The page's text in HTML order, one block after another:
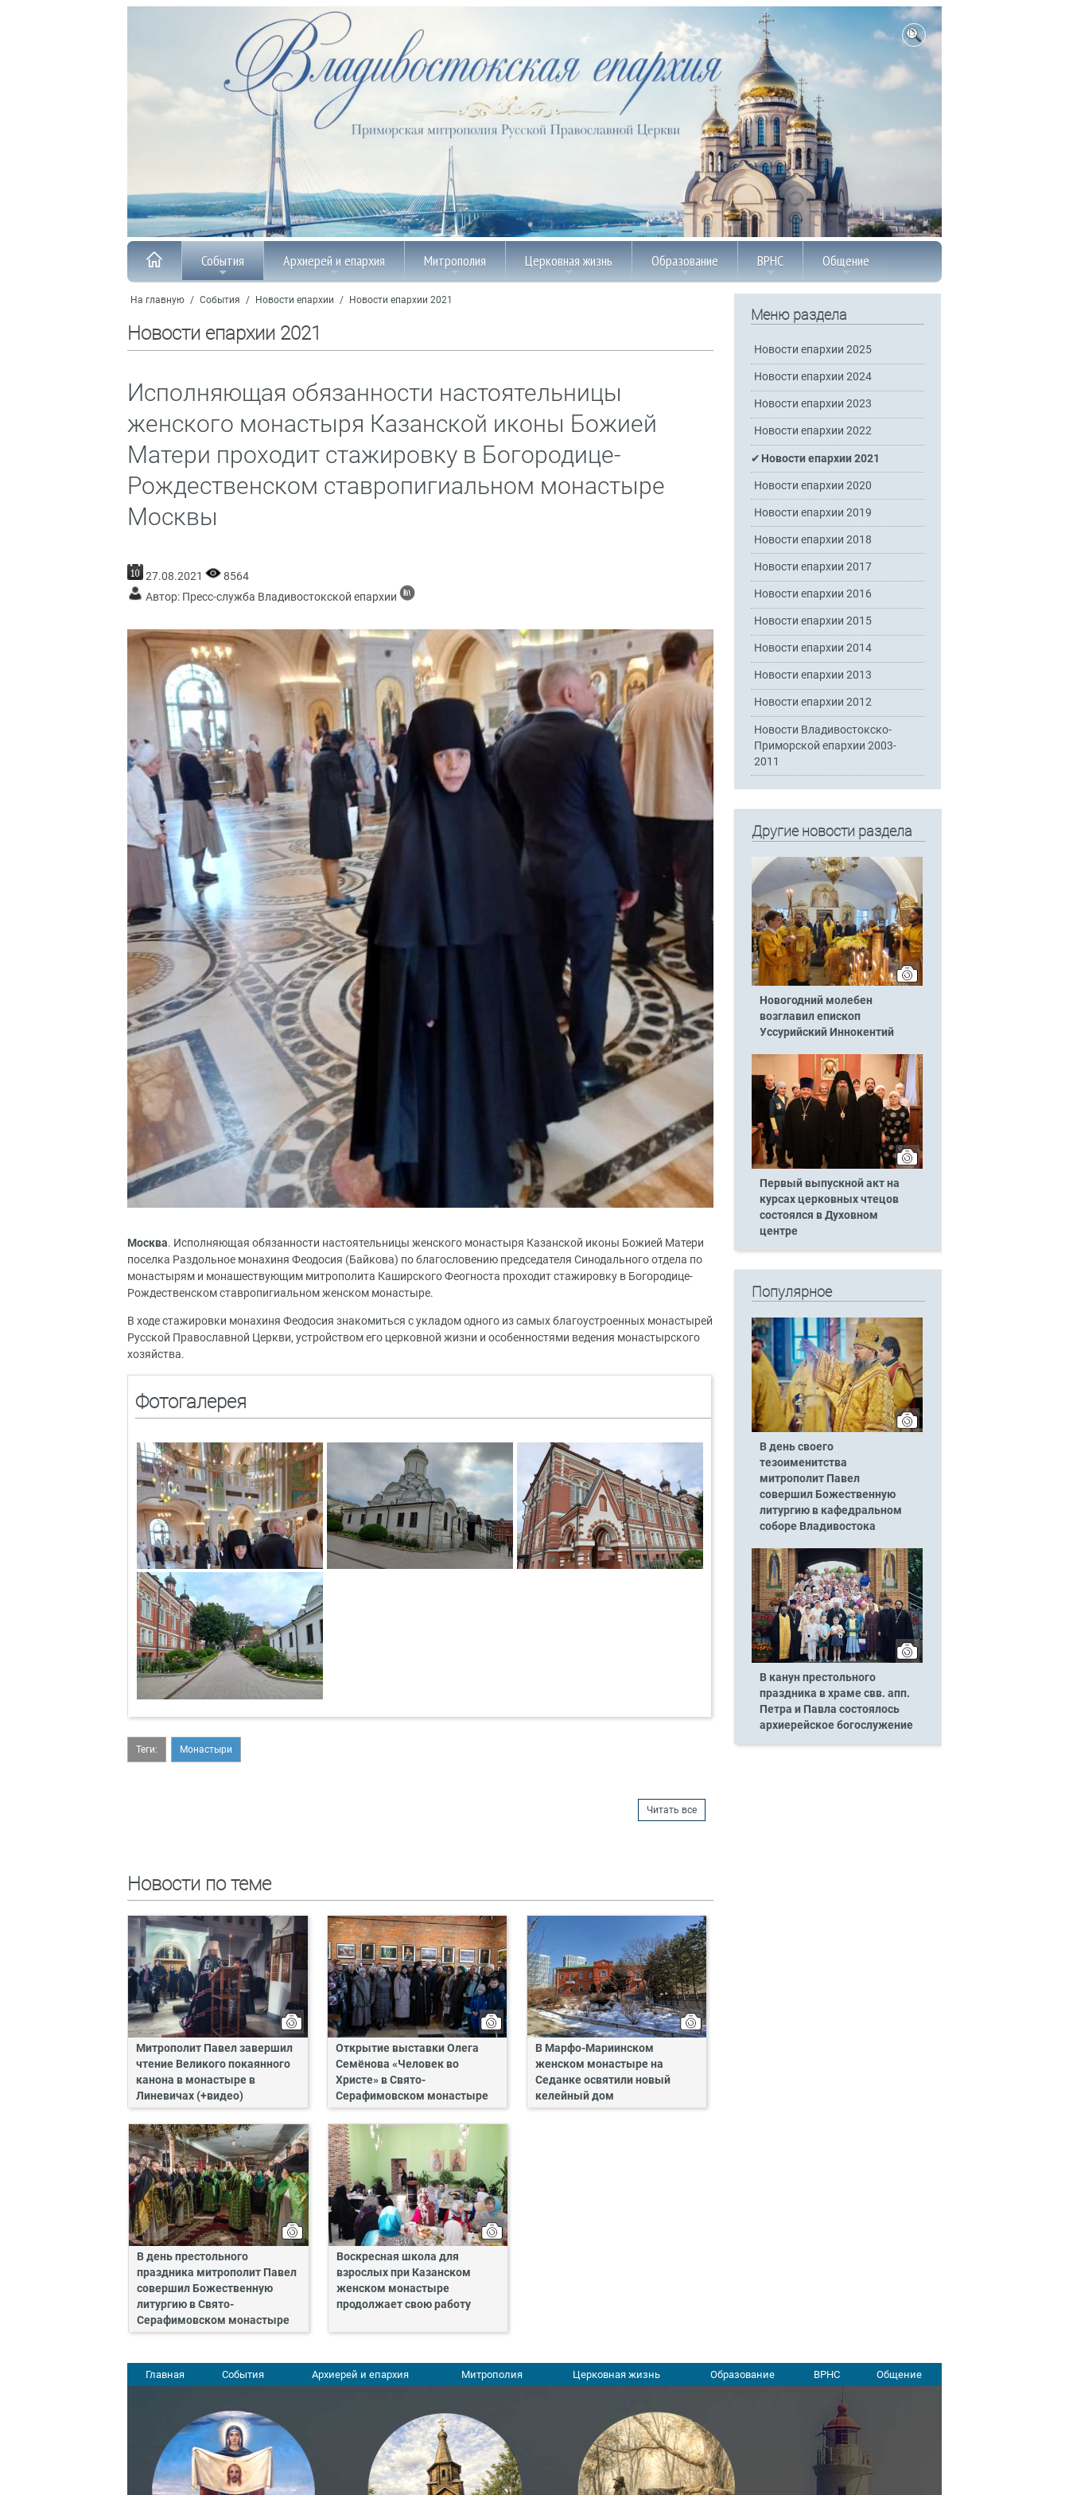
События Архиерей и епархия Митрополия Церковная жизнь Образование ВРНС Общение
На главную / События / Новости епархии / Новости епархии 2021
Новости епархии 2021
Исполняющая обязанности настоятельницы
женского монастыря Казанской иконы Божией
Матери проходит стажировку в Богородице-
Рождественском ставропигиальном монастыре
Москвы
27.08.2021
8564
Автор: Пресс-служба Владивостокской епархии
Москва. Исполняющая обязанности настоятельницы женского монастыря Казанской иконы Божией Матери
поселка Раздольное монахиня Феодосия (Байкова) по благословению председателя Синодального отдела по
монастырям и монашествующим митрополита Каширского Феогноста проходит стажировку в Богородице-
Рождественском ставропигиальном женском монастыре.
В ходе стажировки монахиня Феодосия знакомиться с укладом одного из самых благоустроенных монастырей
Русской Православной Церкви, устройством его церковной жизни и особенностями ведения монастырского
хозяйства.
Фотогалерея
Теги: Монастыри
Читать все
Новости по теме
Митрополит Павел завершил
чтение Великого покаянного
канона в монастыре в
Линевичах (+видео)
Открытие выставки Олега
Семёнова «Человек во
Христе» в Свято-
Серафимовском монастыре
В Марфо-Мариинском
женском монастыре на
Седанке освятили новый
келейный дом
В день престольного
праздника митрополит Павел
совершил Божественную
литургию в Свято-
Серафимовском монастыре
Воскресная школа для
взрослых при Казанском
женском монастыре
продолжает свою работу
Меню раздела
Новости епархии 2025
Новости епархии 2024
Новости епархии 2023
Новости епархии 2022
Новости епархии 2021
Новости епархии 2020
Новости епархии 2019
Новости епархии 2018
Новости епархии 2017
Новости епархии 2016
Новости епархии 2015
Новости епархии 2014
Новости епархии 2013
Новости епархии 2012
Новости Владивостокско-
Приморской епархии 2003-
2011
Другие новости раздела
Новогодний молебен
возглавил епископ
Уссурийский Иннокентий
Первый выпускной акт на
курсах церковных чтецов
состоялся в Духовном
центре
Популярное
В день своего
тезоименитства
митрополит Павел
совершил Божественную
литургию в кафедральном
соборе Владивостока
В канун престольного
праздника в храме свв. апп.
Петра и Павла состоялось
архиерейское богослужение
Главная События Архиерей и епархия Митрополия Церковная жизнь Образование ВРНС Общение